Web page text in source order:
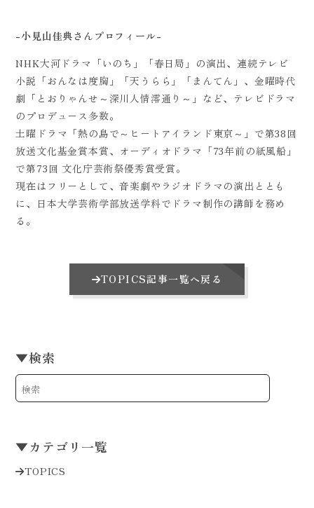
-小見山佳典さんプロフィール-
NHK大河ドラマ「いのち」「春日局」の演出、連続テレビ
小説「おんなは度胸」「天うらら」「まんてん」、金曜時代
劇「とおりゃんせ～深川人情澪通り～」など、テレビドラマ
のプロデュース多数。
土曜ドラマ「熱の島で～ヒートアイランド東京～」で第38回
放送文化基金賞本賞、オーディオドラマ「73年前の紙風船」
で第73回 文化庁芸術祭優秀賞受賞。
現在はフリーとして、音楽劇やラジオドラマの演出ととも
に、日本大学芸術学部放送学科でドラマ制作の講師を務め
る。
TOPICS記事一覧へ戻る
▼検索
▼カテゴリ一覧
TOPICS